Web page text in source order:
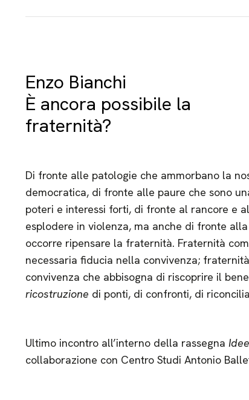
Enzo Bianchi
È ancora possibile la
fraternità?
Di fronte alle patologie che ammorbano la
democratica, di fronte alle paure che sono
poteri e interessi forti, di fronte al rancore e
esplodere in violenza, ma anche di fronte
occorre ripensare la fraternità. Fraternità
necessaria fiducia nella convivenza;
convivenza che abbisogna di riscoprire il
ricostruzione di ponti, di confronti, di
Ultimo incontro all’interno della rassegna
collaborazione con Centro Studi Antonio